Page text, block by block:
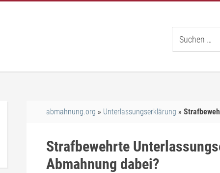
Suche
abmahnung.org Unterlassungserklärung
Strafbewehrte
Abmahnung dabei?